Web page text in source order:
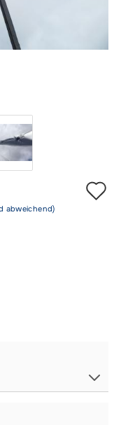
abweichend)